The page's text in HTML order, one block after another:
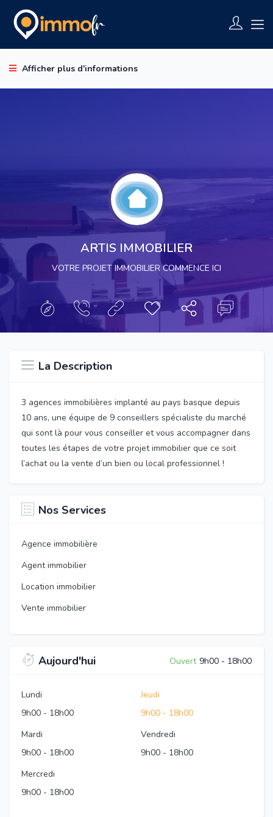
Afficher plus d'informations
ARTIS IMMOBILIER
VOTRE PROJET IMMOBILIER COMMENCE ICI
La Description
3 agences immobilières implanté au pays basque depuis
10 ans, une équipe de 9 conseillers spécialiste du marché
qui sont là pour vous conseiller et vous accompagner dans
toutes les étapes de votre projet immobilier que ce soit
l’achat ou la vente d’un bien ou local professionnel !
Nos Services
Agence immobilière
Agent immobilier
Location immobilier
Vente immobilier
Aujourd'hui Ouvert 9h00 - 18h00
Lundi
9h00 - 18h00
Mardi
9h00 - 18h00
Mercredi
9h00 - 18h00
Jeudi
9h00 - 18h00
Vendredi
9h00 - 18h00